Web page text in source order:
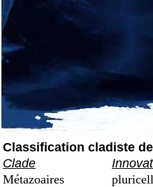
Classification cladiste
Clade
Métazoaires